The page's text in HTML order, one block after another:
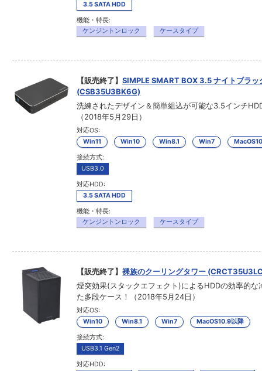
3.5 SATA HDD
機能・特長:
ケンジントンロック
ケースタイプ
【販売終了】SIMPLE SMART BOX 3.5 ナイトブラッ
(CSB35U3BK6G)
洗練されたデザイン＆簡単組込が可能な3.5インチ
（2018年5月29日）
対応OS:
Win11
Win10 Win8.1 Win7
接続方式:
USB3.0
対応HDD:
3.5 SATA HDD
機能・特長:
ケンジントンロック
ケースタイプ
【販売終了】裸族のクーリングタワー
煙突効果(スタックエフェクト)によるHDDの効率的な
た多段ケース！（2018年5月24日）
対応OS:
Win10
Win8.1 Win7 MacOS10.9以降
接続方式:
USB3.1 Gen2
対応HDD: